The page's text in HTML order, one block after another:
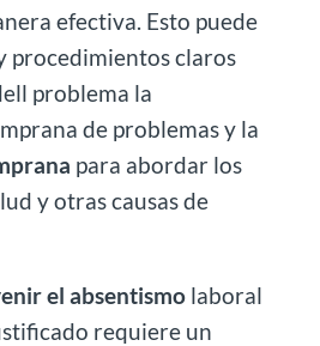
efectiva. Esto puede
procedimientos claros
problema la
de problemas y la
para abordar los
y otras causas de
el absentismolaboral
requiere un